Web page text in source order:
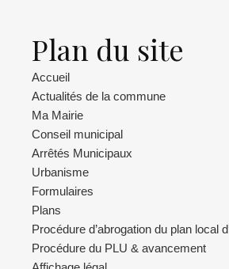
Plan du site
Accueil
Actualités de la commune
Ma Mairie
Conseil municipal
Arrêtés Municipaux
Urbanisme
Formulaires
Plans
Procédure d’abrogation du plan local
Procédure du PLU & avancement